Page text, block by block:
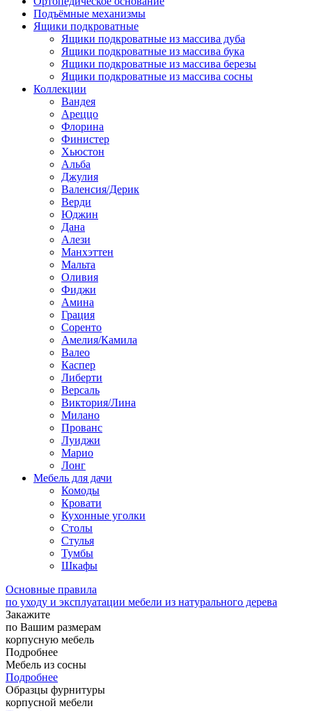
Подъёмные механизмы
Ящики подкроватные
Ящики подкроватные из массива дуба
Ящики подкроватные из массива бука
Ящики подкроватные из массива березы
Ящики подкроватные из массива сосны
Коллекции
Вандея
Ареццо
Флорина
Финистер
Хьюстон
Альба
Джулия
Валенсия/Дерик
Верди
Юджин
Дана
Алези
Манхэттен
Мальта
Оливия
Фиджи
Амина
Грация
Соренто
Амелия/Камила
Валео
Каспер
Либерти
Версаль
Виктория/Лина
Милано
Прованс
Луиджи
Марио
Лонг
Мебель для дачи
Комоды
Кровати
Кухонные уголки
Столы
Стулья
Тумбы
Шкафы
Основные правила
по уходу и эксплуатации мебели из натурального дерева
Закажите
по Вашим размерам
корпусную мебель
Подробнее
Мебель из сосны
Подробнее
Образцы фурнитуры
корпусной мебели